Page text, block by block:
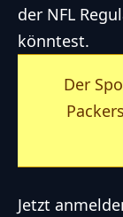
der NFL
könntest.
Der
Jetzt